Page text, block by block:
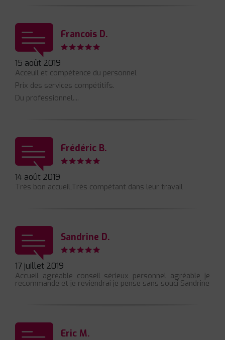
Francois D.
15 août 2019
Acceuil et compétence du personnel
Prix des services compétitifs.
Du professionnel....
Frédéric B.
14 août 2019
Très bon accueil,Très compétant dans leur travail
Sandrine D.
17 juillet 2019
Accueil agréable conseil sérieux personnel agréable je
recommande et je reviendrai je pense sans souci Sandrine
Eric M.